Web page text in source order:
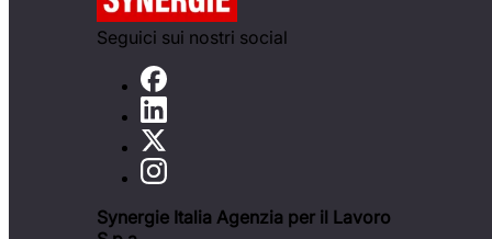
Seguici sui nostri social
Synergie Italia Agenzia per il Lavoro